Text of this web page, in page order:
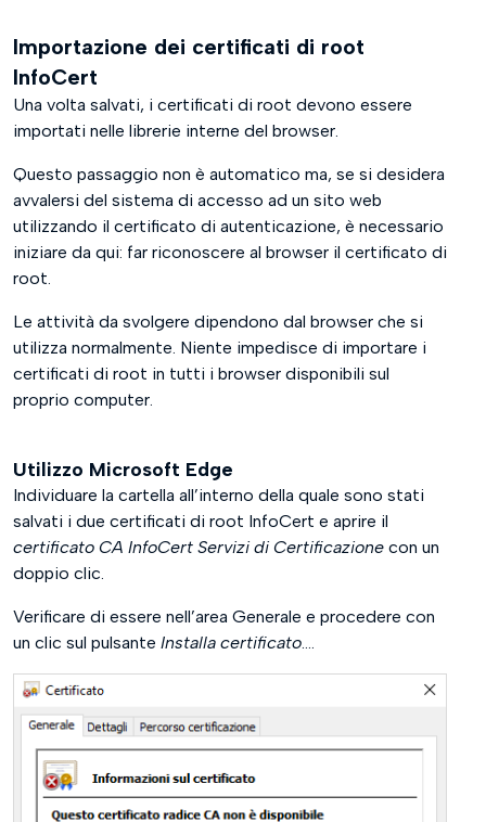
Importazione dei certificati di root
InfoCert
Una volta salvati, i certificati di root devono essere
importati nelle librerie interne del browser.
Questo passaggio non è automatico ma, se si desidera
avvalersi del sistema di accesso ad un sito web
utilizzando il certificato di autenticazione, è necessario
iniziare da qui: far riconoscere al browser il certificato di
root.
Le attività da svolgere dipendono dal browser che si
utilizza normalmente. Niente impedisce di importare i
certificati di root in tutti i browser disponibili sul
proprio computer.
Utilizzo Microsoft Edge
Individuare la cartella all’interno della quale sono stati
salvati i due certificati di root InfoCert e aprire il
certificato CA InfoCert Servizi di Certificazione con un
doppio clic.
Verificare di essere nell’area Generale e procedere con
un clic sul pulsante Installa certificato….